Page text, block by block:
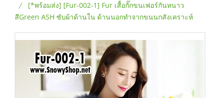
[*พร้อมส่ง] [Fur-002-1] Fur เสื้อกั๊กขนเฟอร์กันหนาว
สีGreen ASH ซับผ้าด้านใน ด้านนอกทำจากขนนกสังเคราะห์